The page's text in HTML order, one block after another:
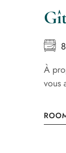
À
vous